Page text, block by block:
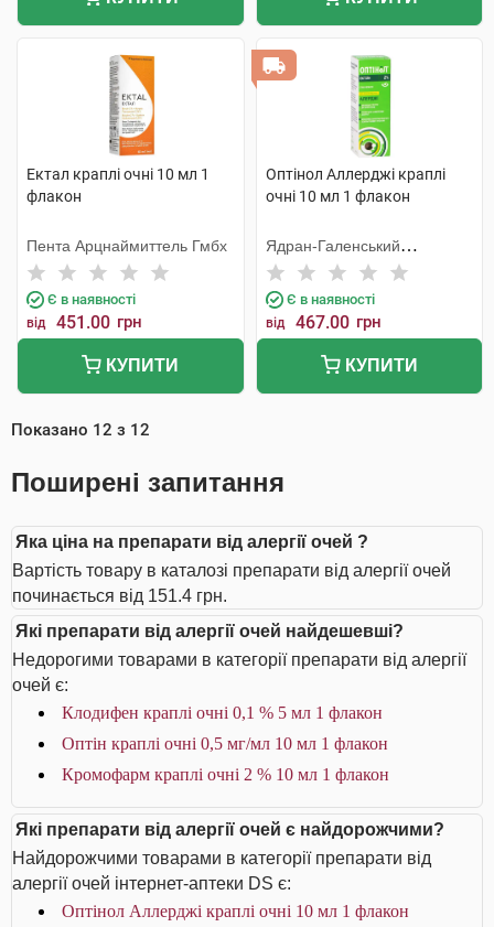
Ектал краплі очні 10 мл 1
флакон
Пента Арцнаймиттель Гмбх
Є в наявності
від 451.00 грн
КУПИТИ
Оптінол Аллерджі краплі
очні 10 мл 1 флакон
Ядран-Галенський
Лабораторій
Є в наявності
від 467.00 грн
КУПИТИ
Показано 12 з 12
Поширені запитання
Яка ціна на препарати від алергії очей ?
Вартість товару в каталозі препарати від алергії очей
починається від 151.4 грн.
Які препарати від алергії очей найдешевші?
Недорогими товарами в категорії препарати від алергії
очей є:
Клодифен краплі очні 0,1 % 5 мл 1 флакон
Оптін краплі очні 0,5 мг/мл 10 мл 1 флакон
Кромофарм краплі очні 2 % 10 мл 1 флакон
Які препарати від алергії очей є найдорожчими?
Найдорожчими товарами в категорії препарати від
алергії очей інтернет-аптеки DS є:
Оптінол Аллерджі краплі очні 10 мл 1 флакон